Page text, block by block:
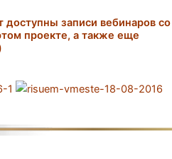
доступны записи вебинаров со
проекте, а также еще